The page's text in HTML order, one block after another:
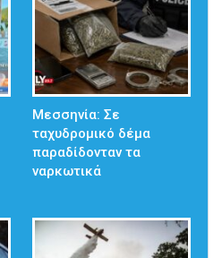
Μεσσηνία: Σε
ταχυδρομικό δέμα
παραδίδονταν τα
ναρκωτικά